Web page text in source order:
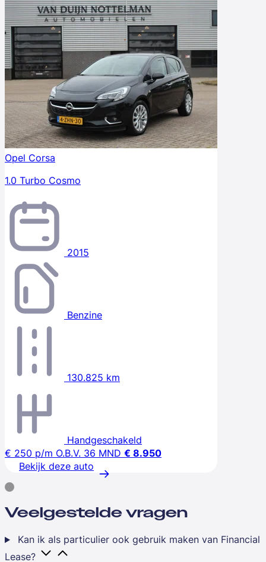
Opel Corsa
1.0 Turbo Cosmo
2015
Benzine
130.825 km
Handgeschakeld
€ 250 p/m O.B.V. 36 MND € 8.950
Bekijk deze auto
Veelgestelde vragen
Kan ik als particulier ook gebruik maken van Financial
Lease?